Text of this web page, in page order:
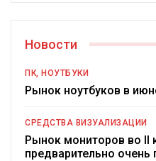
Новости
ПК, НОУТБУКИ
Рынок ноутбуков в
СРЕДСТВА ВИЗУАЛИЗАЦИИ
Рынок мониторов во II
предварительно очень